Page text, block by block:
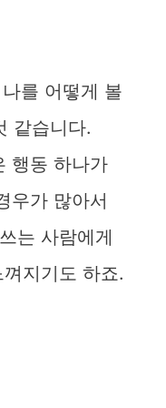
를 어떻게 볼
같습니다.
행동 하나가
우가 많아서
는 사람에게
지기도 하죠.